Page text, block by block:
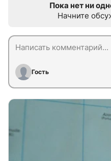
Пока нет ни
Начните
Гость